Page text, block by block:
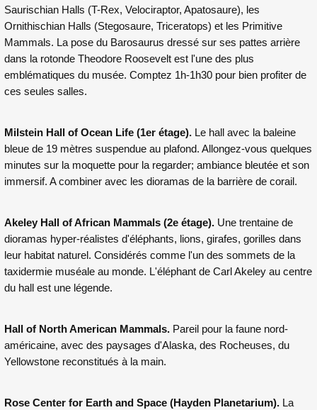
Saurischian Halls (T-Rex, Velociraptor, Apatosaure), les
Ornithischian Halls (Stegosaure, Triceratops) et les Primitive
Mammals. La pose du Barosaurus dressé sur ses pattes arrière
dans la rotonde Theodore Roosevelt est l'une des plus
emblématiques du musée. Comptez 1h-1h30 pour bien profiter de
ces seules salles.
Milstein Hall of Ocean Life (1er étage). Le hall avec la baleine
bleue de 19 mètres suspendue au plafond. Allongez-vous quelques
minutes sur la moquette pour la regarder; ambiance bleutée et son
immersif. A combiner avec les dioramas de la barrière de corail.
Akeley Hall of African Mammals (2e étage). Une trentaine de
dioramas hyper-réalistes d'éléphants, lions, girafes, gorilles dans
leur habitat naturel. Considérés comme l'un des sommets de la
taxidermie muséale au monde. L'éléphant de Carl Akeley au centre
du hall est une légende.
Hall of North American Mammals. Pareil pour la faune nord-
américaine, avec des paysages d'Alaska, des Rocheuses, du
Yellowstone reconstitués à la main.
Rose Center for Earth and Space (Hayden Planetarium). La